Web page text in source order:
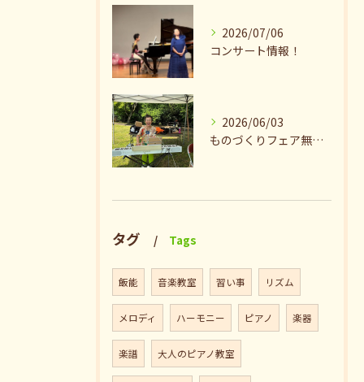
2026/07/06
コンサート情報！
2026/06/03
ものづくりフェア無事終了♪ありがとうございました。
タグ Tags
飯能 音楽教室 習い事 リズム
メロディ ハーモニー ピアノ 楽器
楽譜 大人のピアノ教室